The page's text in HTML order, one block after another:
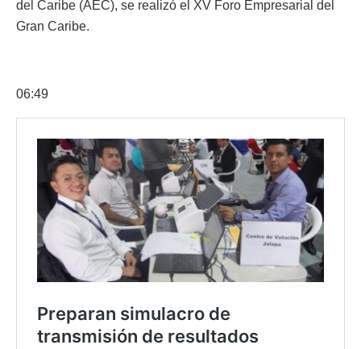
del Caribe (AEC), se realizó el XV Foro Empresarial del
Gran Caribe.
06:49